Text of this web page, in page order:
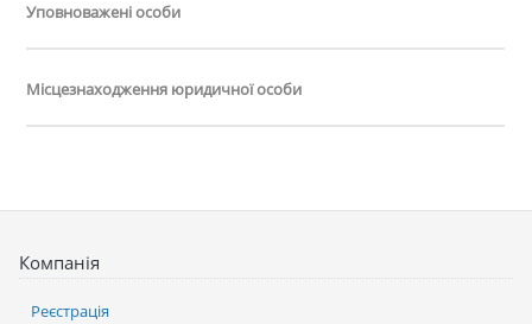
Уповноважені особи
Місцезнаходження юридичної особи
Компанія
Реєстрація